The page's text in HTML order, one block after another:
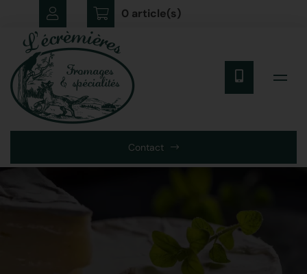
0 article(s)
Contact